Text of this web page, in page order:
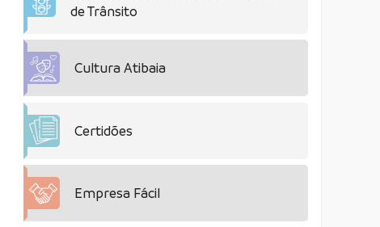
de Trânsito
Cultura Atibaia
Certidões
Empresa Fácil